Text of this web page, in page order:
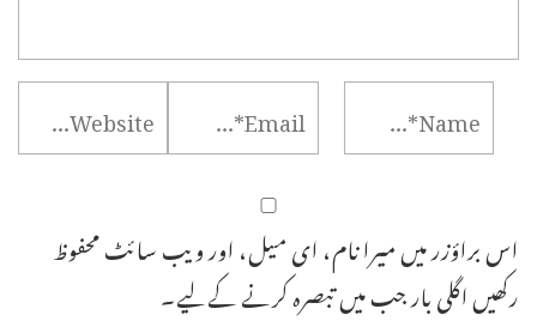
اس براؤزر میں میرا نام، ای میل، اور ویب سائٹ محفوظ
رکھیں اگلی بار جب میں تبصرہ کرنے کےلیے۔